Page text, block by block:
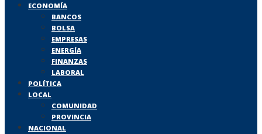
ECONOMÍA
BANCOS
BOLSA
EMPRESAS
ENERGÍA
FINANZAS
LABORAL
POLÍTICA
LOCAL
COMUNIDAD
PROVINCIA
NACIONAL